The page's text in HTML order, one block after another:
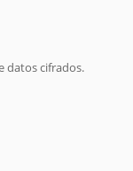
datos cifrados.